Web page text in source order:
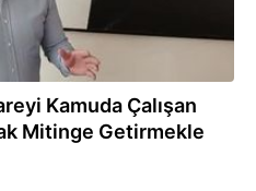
Kamuda Çalışan
Mitinge Getirmekle